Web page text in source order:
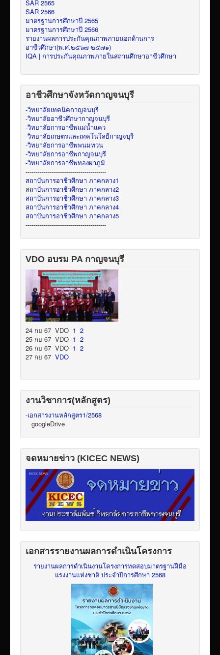
SAR 2565
SAR 2566
มาตรฐานการศึกษาปี 2565
มาตรฐานการศึกษาปี 2566
รายงานผลการประกันคุณภาพภายนอกด้านการ
อาชีวศึกษา(พ.ศ.๒๕๖๗-๒๕๗๑)
IQA | การประกันคุณภาพภายในสถานศึกษาอาชีวศึกษา
อาชีวศึกษาจังหวัดกาญจนบุรี
-วิทยาลัยเทคนิคกาญจนบุรี
-วิทยาลัยอาชีวศึกษากาญจนบุรี
-วิทยาลัยการอาชีพแม่น้ำแคว
-วิทยาลัยเกษตรและเทคโนโลยีกาญจบุรี
-วิทยาลัยการอาชีพพนมทวน
-วิทยาลัยการอาชีพกาญจนบุรี
-วิทยาลัยการอาชีพทองผาภูมิ
-----------------------------------------
สถาบันการอาชีวศึกษา ภาคกลาง1
สถาบันการอาชีวศึกษา ภาคกลาง2
สถาบันการอาชีวศึกษา ภาคกลาง3
สถาบันการอาชีวศึกษา ภาคกลาง4
สถาบันการอาชีวศึกษา ภาคกลาง5
-----------------------------------------
VDO อบรม PA กาญจนบุรี
24 กย 67 VDO 1 2
25 กย 67 VDO 1 2
26 กย 67 VDO 1 2
27 กย 67 VDO
งานวิชาการ(หลักสูตร)
-เอกสารงานหลักสูตร1/2568
googleDrive
จดหมายข่าว (KICEC NEWS)
เอกสารรายงานผลการดำเนินโครงการ
รายงานผลการดำเนินงานโครงการทดสอบมาตรฐานฝีมือ
แรงงานแห่งชาติ ประจำปีการศึกษา 2568